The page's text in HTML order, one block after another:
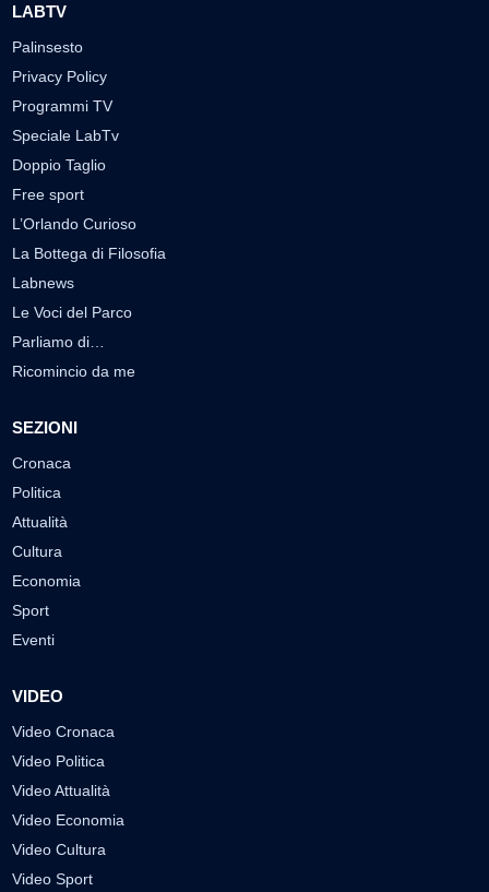
LABTV
Palinsesto
Privacy Policy
Programmi TV
Speciale LabTv
Doppio Taglio
Free sport
L’Orlando Curioso
La Bottega di Filosofia
Labnews
Le Voci del Parco
Parliamo di…
Ricomincio da me
SEZIONI
Cronaca
Politica
Attualità
Cultura
Economia
Sport
Eventi
VIDEO
Video Cronaca
Video Politica
Video Attualità
Video Economia
Video Cultura
Video Sport